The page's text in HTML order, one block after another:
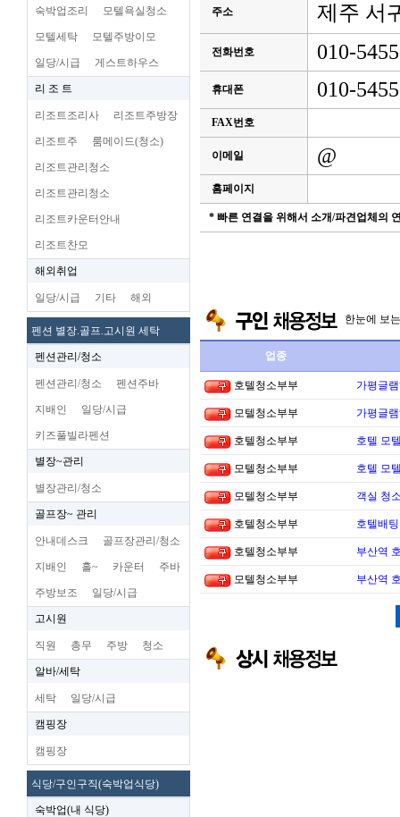
숙박업조리 모텔욕실청소
모텔세탁 모텔주방이모
일당/시급 게스트하우스
리 조 트
리조트조리사 리조트주방장
리조트주 룸메이드(청소)
리조트관리청소
리조트관리청소
리조트카운터안내
리조트찬모
해외취업
일당/시급 기타 해외
펜션 별장.골프.고시원 세탁
펜션관리/청소
펜션관리/청소 펜션주바
지배인 일당/시급
키즈풀빌라펜션
별장~관리
별장관리/청소
골프장~ 관리
안내데스크 골프장관리/청소
지배인 홀~ 카운터 주바
주방보조 일당/시급
고시원
직원 총무 주방 청소
알바/세탁
세탁 일당/시급
캠핑장
캠핑장
식당/구인구직(숙박업식당)
숙박업(내 식당)
주소 제주 서
전화번호 010-
휴대폰 010-
FAX번호
이메일 @
홈페이지
* 빠른 연결을 위해서 소개/파견업체의
한눈에 보
업종
호텔청소부부 가평글
모텔청소부부 가평글
호텔청소부부 호텔 모
모텔청소부부 호텔 모
모텔청소부부 객실 청
호텔청소부부 호텔배
호텔청소부부 부산역
모텔청소부부 부산역